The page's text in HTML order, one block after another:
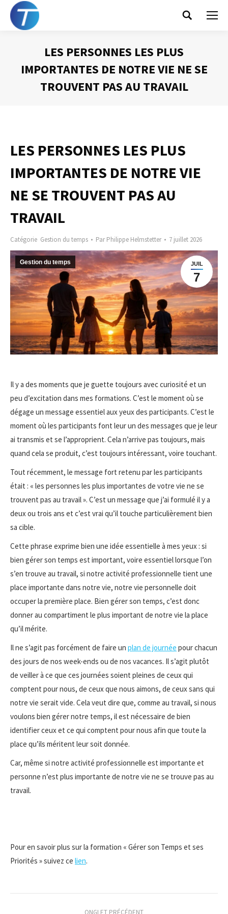
Search:
LES PERSONNES LES PLUS
IMPORTANTES DE NOTRE VIE NE SE
TROUVENT PAS AU TRAVAIL
LES PERSONNES LES PLUS
IMPORTANTES DE NOTRE VIE
NE SE TROUVENT PAS AU
TRAVAIL
Catégorie Gestion du temps ParPhilippe Helmstetter 7 juillet 2026
JUIL
7
Gestion du temps
Il y a des moments que je guette toujours avec curiosité et un
peu d’excitation dans mes formations. C’est le moment où se
dégage un message essentiel aux yeux des participants. C’est le
moment où les participants font leur un des messages que je leur
ai transmis et se l’approprient. Cela n’arrive pas toujours, mais
quand cela se produit, c’est toujours intéressant, voire touchant.
Tout récemment, le message fort retenu par les participants
était : « les personnes les plus importantes de votre vie ne se
trouvent pas au travail ». C’est un message que j’ai formulé il y a
deux ou trois ans et c’est vrai qu’il touche particulièrement bien
sa cible.
Cette phrase exprime bien une idée essentielle à mes yeux : si
bien gérer son temps est important, voire essentiel lorsque l’on
s’en trouve au travail, si notre activité professionnelle tient une
place importante dans notre vie, notre vie personnelle doit
occuper la première place. Bien gérer son temps, c’est donc
donner au compartiment le plus important de notre vie la place
qu’il mérite.
Il ne s’agit pas forcément de faire un plan de journée pour chacun
des jours de nos week-ends ou de nos vacances. Il s’agit plutôt
de veiller à ce que ces journées soient pleines de ceux qui
comptent pour nous, de ceux que nous aimons, de ceux sans qui
notre vie serait vide. Cela veut dire que, comme au travail, si nous
voulons bien gérer notre temps, il est nécessaire de bien
identifier ceux et ce qui comptent pour nous afin que toute la
place qu’ils méritent leur soit donnée.
Car, même si notre activité professionnelle est importante et
personne n’est plus importante de notre vie ne se trouve pas au
travail.
Pour en savoir plus sur la formation « Gérer son Temps et ses
Priorités » suivez ce lien.
ONGLET PRÉCÉDENT